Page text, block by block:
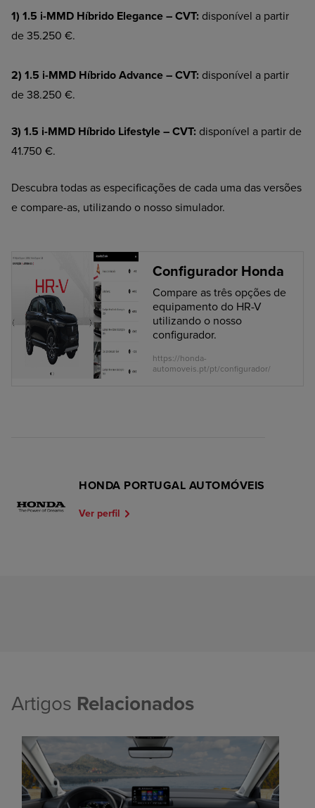
1) 1.5 i-MMD Híbrido Elegance – CVT: disponível a partir
de 35.250 €.
2) 1.5 i-MMD Híbrido Advance – CVT: disponível a partir
de 38.250 €.
3) 1.5 i-MMD Híbrido Lifestyle – CVT: disponível a partir de
41.750 €.
Descubra todas as especificações de cada uma das versões
e compare-as, utilizando o nosso simulador.
Configurador Honda
Compare as três opções de
equipamento do HR-V
utilizando o nosso
configurador.
https://honda-
automoveis.pt/pt/configurador/
HONDA PORTUGAL AUTOMÓVEIS
Ver perfil
Artigos Relacionados